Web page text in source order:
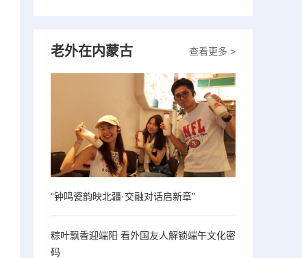
查看更多 >
老外在内蒙古
“钟鸣瓷韵映北疆·交融对话启新章”
粽叶飘香迎端阳 看外国友人解锁端午文化密
码